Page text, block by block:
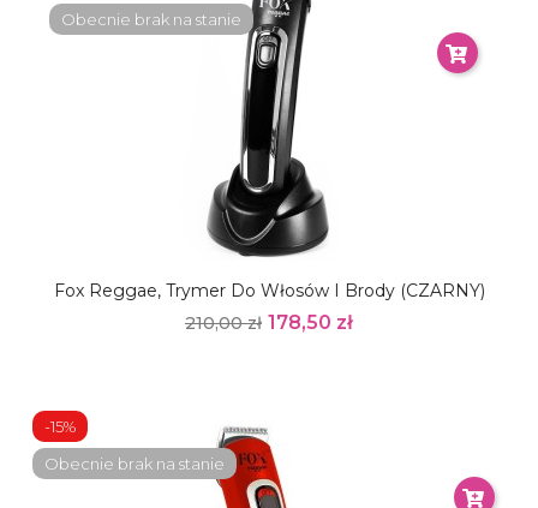
Fox Reggae, Trymer Do Włosów I Brody (CZARNY)
210,00 zł 178,50 zł
Obecnie brak na stanie
-15%
Obecnie brak na stanie